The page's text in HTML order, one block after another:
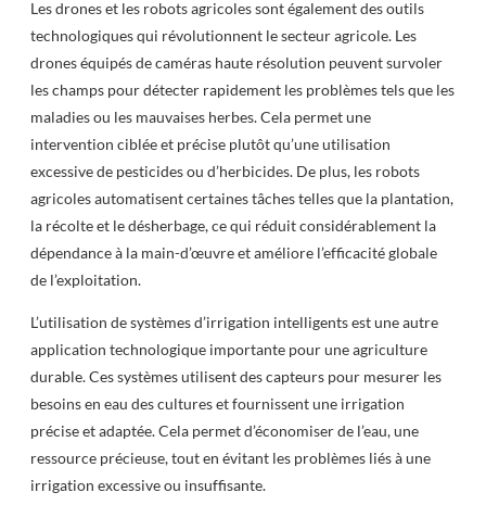
Les drones et les robots agricoles sont également des outils
technologiques qui révolutionnent le secteur agricole. Les
drones équipés de caméras haute résolution peuvent survoler
les champs pour détecter rapidement les problèmes tels que les
maladies ou les mauvaises herbes. Cela permet une
intervention ciblée et précise plutôt qu’une utilisation
excessive de pesticides ou d’herbicides. De plus, les robots
agricoles automatisent certaines tâches telles que la plantation,
la récolte et le désherbage, ce qui réduit considérablement la
dépendance à la main-d’œuvre et améliore l’efficacité globale
de l’exploitation.
L’utilisation de systèmes d’irrigation intelligents est une autre
application technologique importante pour une agriculture
durable. Ces systèmes utilisent des capteurs pour mesurer les
besoins en eau des cultures et fournissent une irrigation
précise et adaptée. Cela permet d’économiser de l’eau, une
ressource précieuse, tout en évitant les problèmes liés à une
irrigation excessive ou insuffisante.